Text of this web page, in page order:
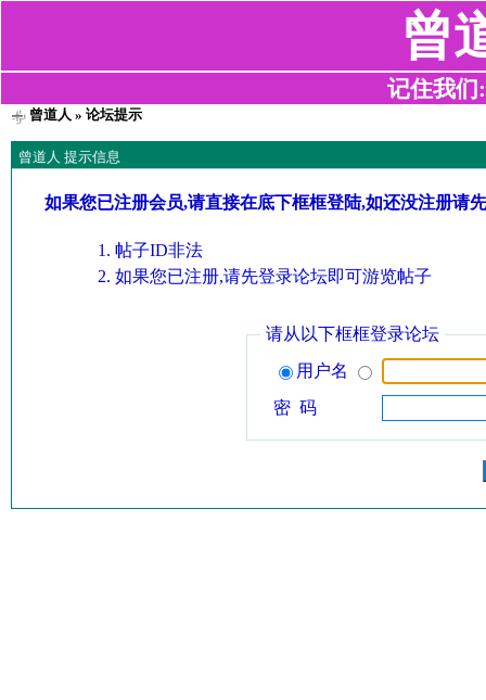
曾
记住我们
曾道人 » 论坛提示
曾道人 提示信息
如果您已注册会员,请直接在底下框框登陆,如还没注册请
帖子ID非法
如果您已注册,请先登录论坛即可游览帖子
请从以下框框登录论坛
用户名
密 码